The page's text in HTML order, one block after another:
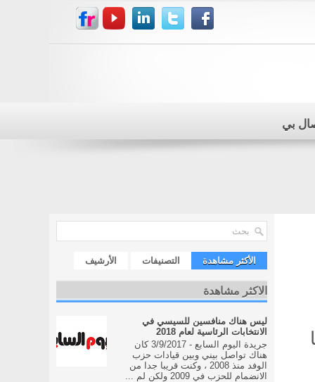
بي
الأكثر مشاهدة التصنيفات الأرشيف
الاكثر مشاهدة
ليس هناك منافسين للسيسي في
الانتخابات الرئاسية لعام 2018
جريدة اليوم السابع - 3/9/2017 كان
هناك تواصل بيني وبين قيادات حزب
الوفد منذ 2008 ، وكنت قريبا جدا من
الانضمام للحزب في 2009 ولكن لم ...